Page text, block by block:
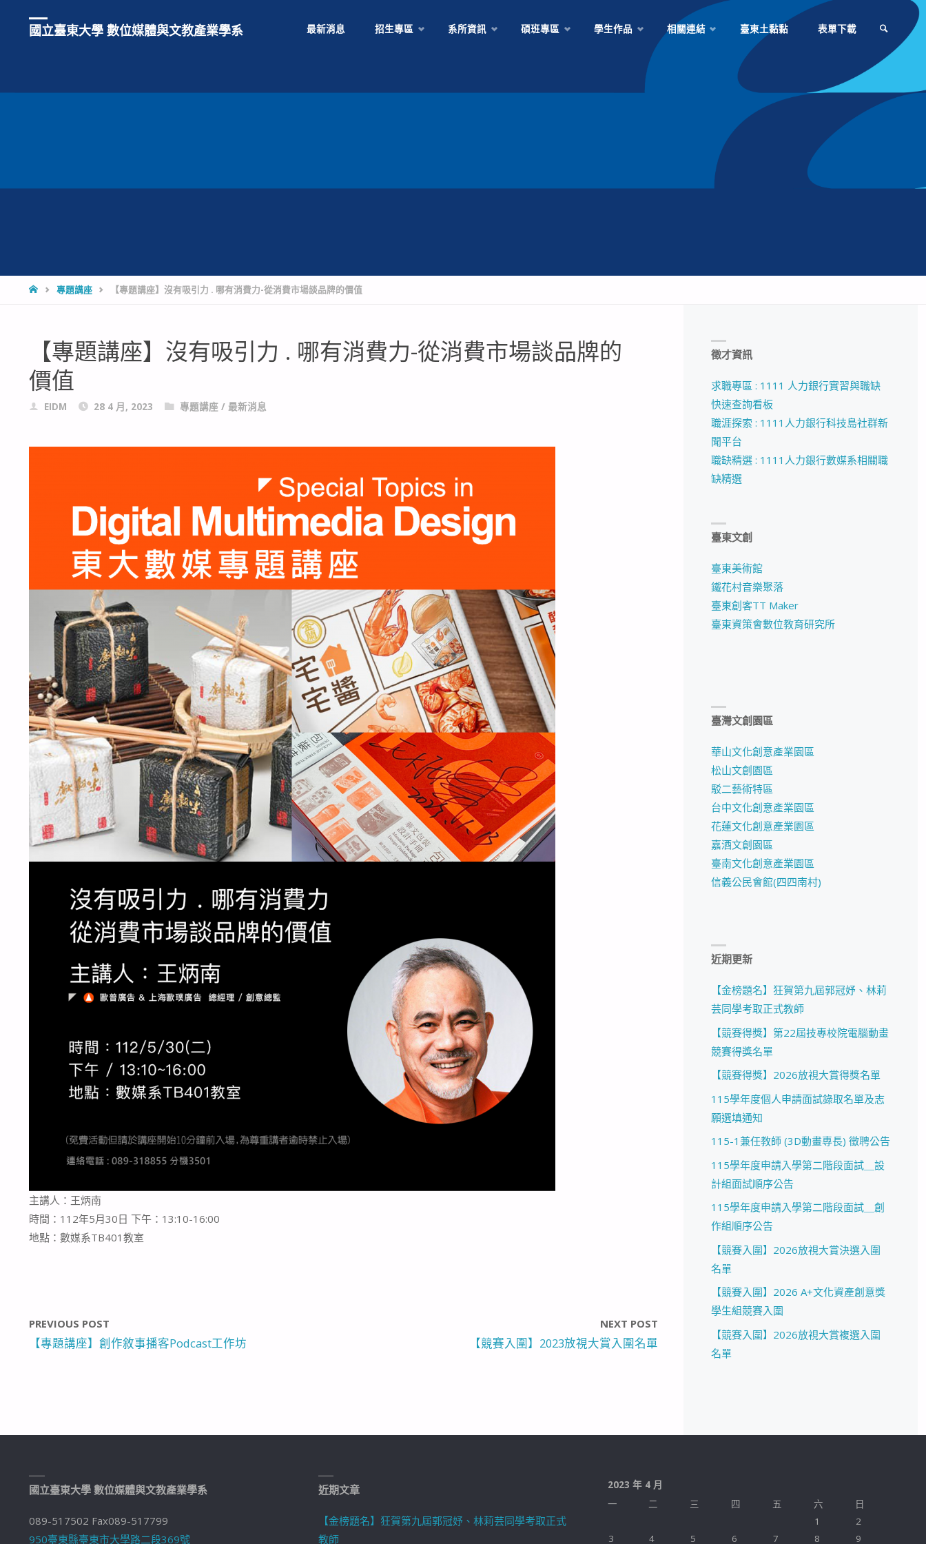
國立臺東大學 數位媒體與文教產業學系 最新消息 招生專區 系所資訊 碩班專區 學生作品 相關連結 臺東土黏黏 表單下載
HOME專題講座 【專題講座】沒有吸引力 . 哪有消費力-從消費市場談品牌的價值
【專題講座】沒有吸引力 . 哪有消費力-從消費市場談品牌的
價值
EIDM 28 4 月, 2023 專題講座/ 最新消息
主講人：王炳南
時間：112年5月30日 下午：13:10-16:00
地點：數媒系TB401教室
PREVIOUS POST
【專題講座】創作敘事播客Podcast工作坊
NEXT POST
【競賽入圍】2023放視大賞入圍名單
徵才資訊
求職專區 : 1111 人力銀行實習與職缺
快速查詢看板
職涯探索 : 1111人力銀行科技島社群新
聞平台
職缺精選 : 1111人力銀行數媒系相關職
缺精選
臺東文創
臺東美術館
鐵花村音樂聚落
臺東創客TT Maker
臺東資策會數位教育研究所
臺灣文創園區
華山文化創意產業園區
松山文創園區
駁二藝術特區
台中文化創意產業園區
花蓮文化創意產業園區
嘉酒文創園區
臺南文化創意產業園區
信義公民會館(四四南村)
近期更新
【金榜題名】狂賀第九屆郭冠妤、林莉
芸同學考取正式教師
【競賽得獎】第22屆技專校院電腦動畫
競賽得獎名單
【競賽得獎】2026放視大賞得獎名單
115學年度個人申請面試錄取名單及志
願選填通知
115-1兼任教師 (3D動畫專長) 徵聘公告
115學年度申請入學第二階段面試＿設
計組面試順序公告
115學年度申請入學第二階段面試＿創
作組順序公告
【競賽入圍】2026放視大賞決選入圍
名單
【競賽入圍】2026 A+文化資產創意獎
學生組競賽入圍
【競賽入圍】2026放視大賞複選入圍
名單
國立臺東大學 數位媒體與文教產業學系
089-517502 Fax089-517799
950臺東縣臺東市大學路二段369號
近期文章
【金榜題名】狂賀第九屆郭冠妤、林莉芸同學考取正式
教師
2023 年 4 月
一
二 三 四 五 六
日
1
2
3
4 5 6 7 8 9